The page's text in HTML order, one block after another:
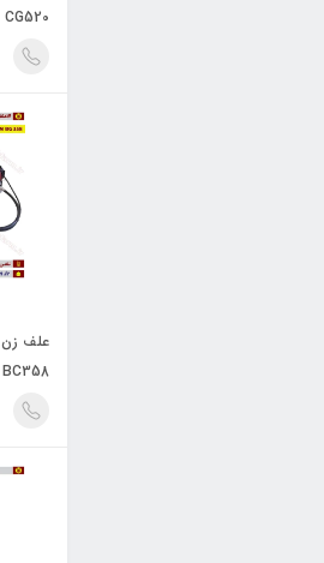
CG520
BC358